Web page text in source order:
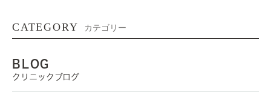
CATEGORY カテゴリー
BLOG
クリニックブログ